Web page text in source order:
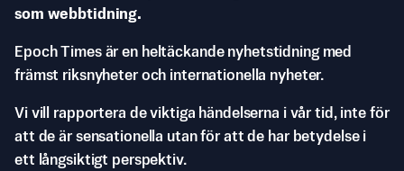
som webbtidning.
Epoch Times är en heltäckande nyhetstidning med
främst riksnyheter och internationella nyheter.
Vi vill rapportera de viktiga händelserna i vår tid, inte för
att de är sensationella utan för att de har betydelse i
ett långsiktigt perspektiv.